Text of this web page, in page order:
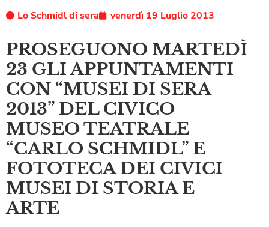
Lo Schmidl di sera venerdì 19 Luglio 2013
PROSEGUONO MARTEDÌ
23 GLI APPUNTAMENTI
CON “MUSEI DI SERA
2013” DEL CIVICO
MUSEO TEATRALE
“CARLO SCHMIDL” E
FOTOTECA DEI CIVICI
MUSEI DI STORIA E
ARTE